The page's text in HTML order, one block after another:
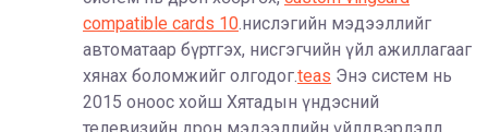
compatible cards 10.нислэгийн мэдээллийг
автоматаар бүртгэх, нисгэгчийн үйл ажиллагааг
хянах боломжийг олгодог.teas Энэ систем нь
2015 оноос хойш Хятадын үндэсний